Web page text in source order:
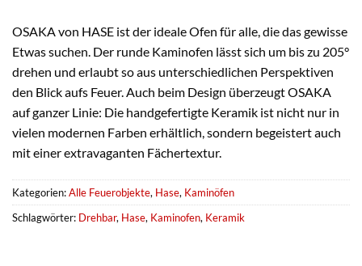
OSAKA von HASE ist der ideale Ofen für alle, die das gewisse
Etwas suchen. Der runde Kaminofen lässt sich um bis zu 205°
drehen und erlaubt so aus unterschiedlichen Perspektiven
den Blick aufs Feuer. Auch beim Design überzeugt OSAKA
auf ganzer Linie: Die handgefertigte Keramik ist nicht nur in
vielen modernen Farben erhältlich, sondern begeistert auch
mit einer extravaganten Fächertextur.
Kategorien:Alle Feuerobjekte, Hase, Kaminöfen
Schlagwörter: Drehbar, Hase, Kaminofen, Keramik